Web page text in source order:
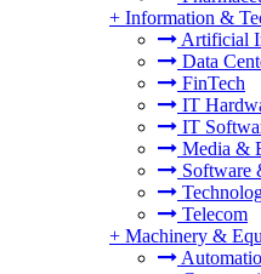
+ Information &
Artificial
Data
FinTech
IT
IT
Media &
Software
Telecom
+ Machinery &